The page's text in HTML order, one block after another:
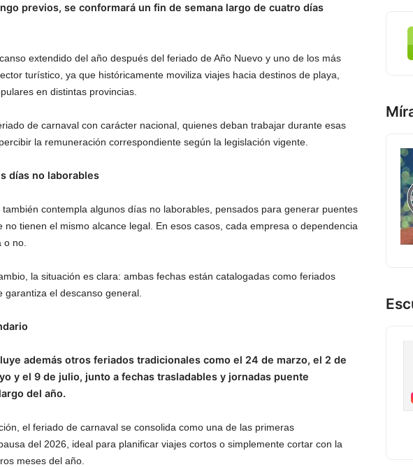
previos, se conformará un fin de semana largo de cuatro días
extendido del año después del feriado de Año Nuevo y uno de los más
turístico, ya que históricamente moviliza viajes hacia destinos de playa,
en distintas provincias.
de carnaval con carácter nacional, quienes deban trabajar durante esas
la remuneración correspondiente según la legislación vigente.
días no laborables
también contempla algunos días no laborables, pensados para generar puentes
no tienen el mismo alcance legal. En esos casos, cada empresa o dependencia
no.
la situación es clara: ambas fechas están catalogadas como feriados
garantiza el descanso general.
además otros feriados tradicionales como el 24 de marzo, el 2 de
y el 9 de julio, junto a fechas trasladables y jornadas puente
del año.
el feriado de carnaval se consolida como una de las primeras
del 2026, ideal para planificar viajes cortos o simplemente cortar con la
meses del año.